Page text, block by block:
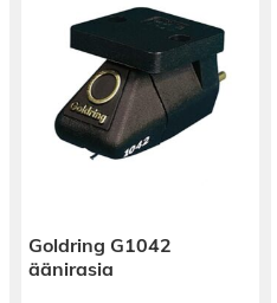
Goldring G1042
äänirasia